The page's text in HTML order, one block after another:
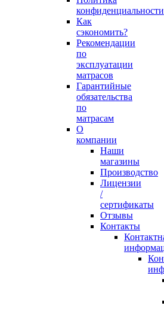
конфиденциальности
Как
сэкономить?
Рекомендации
по
эксплуатации
матрасов
Гарантийные
обязательства
по
матрасам
О
компании
Наши
магазины
Производство
Лицензии
/
сертификаты
Отзывы
Контакты